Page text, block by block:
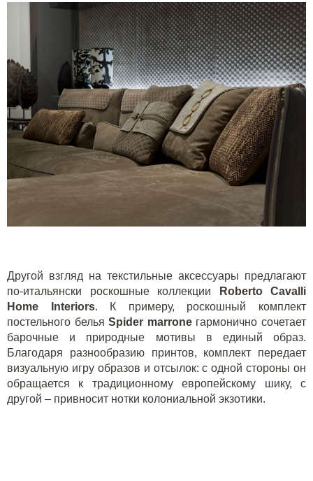
Другой взгляд на текстильные аксессуары предлагают
по-итальянски роскошные коллекции
Roberto Cavalli
Home
Interiors. К примеру, роскошный комплект
постельного бельяSpider marroneгармонично сочетает
барочные и природные мотивы в единый образ.
Благодаря разнообразию принтов, комплект передает
визуальную игру образов и отсылок: с одной стороны он
обращается к традиционному европейскому шику, с
другой – привносит нотки колониальной экзотики.